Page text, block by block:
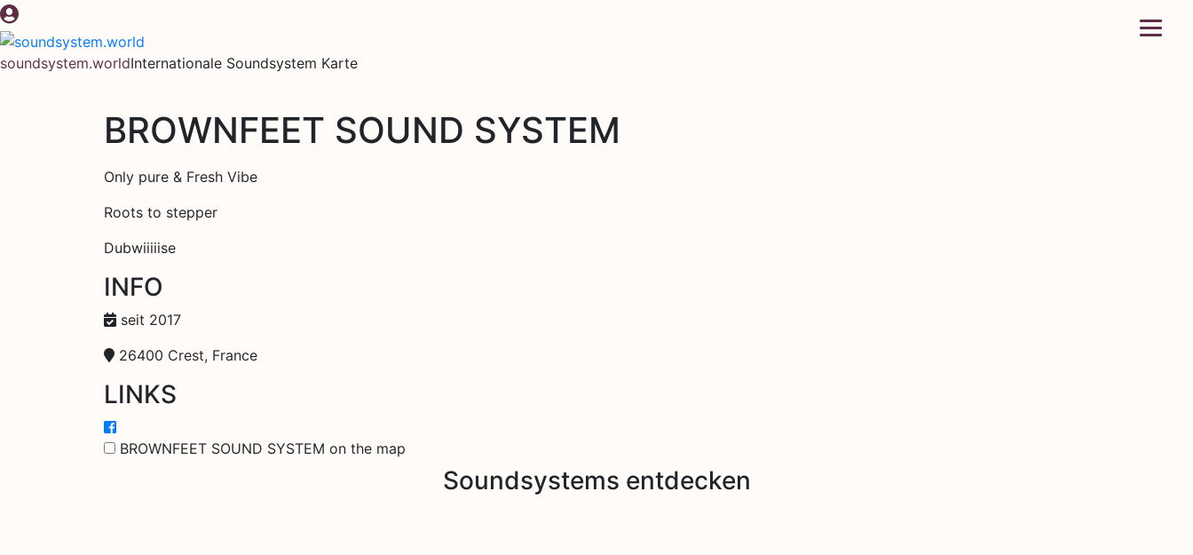
Zum
Inhalt
springen
soundsystem.worldInternationale Soundsystem Karte
BROWNFEET SOUND SYSTEM
Only pure & Fresh Vibe
Roots to stepper
Dubwiiiiise
INFO
seit 2017
26400 Crest, France
LINKS
BROWNFEET SOUND SYSTEM on the map
Soundsystems entdecken